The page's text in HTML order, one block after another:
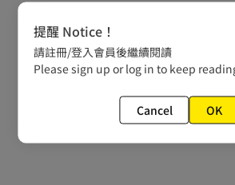
提醒 Notice！
請註冊/登入會員後繼續閱讀
Please sign up or log in to keep
Cancel OK